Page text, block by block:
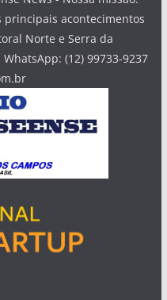
acontecimentos
Norte e Serra da
(12) 99733-9237